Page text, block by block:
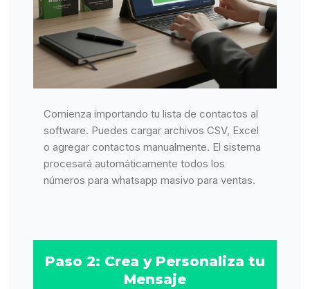
Comienza importando tu lista de contactos al
software. Puedes cargar archivos CSV, Excel
o agregar contactos manualmente. El sistema
procesará automáticamente todos los
números para whatsapp masivo para ventas.
Paso 2: Crea y Personaliza tu
Mensaje